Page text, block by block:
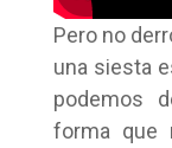
Pero no
una siesta
podemos
forma que